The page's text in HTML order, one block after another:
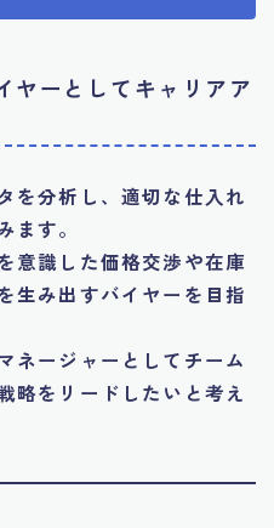
ーとしてキャリアア
を分析し、適切な仕入れ
ます。
意識した価格交渉や在庫
生み出すバイヤーを目指
ネージャーとしてチーム
略をリードしたいと考え